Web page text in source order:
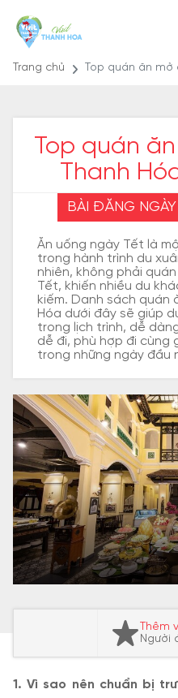
Trang chủ Top quán ăn mở
Top quán
Thanh
BÀI ĐĂNG
Ăn uống ngày Tết là
trong hành trình du
nhiên, không phải
Tết, khiến nhiều du
kiếm. Danh sách quán
Hóa dưới đây sẽ giúp
trong lịch trình, dễ
dễ đi, phù hợp đi cùng
trong những ngày đầu
Thêm
Người
1. Vì sao nên chuẩn bị